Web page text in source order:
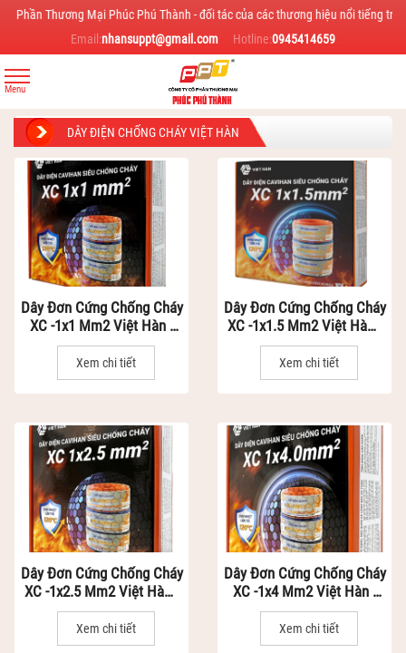
Thương Mại Phúc Phú Thành - đối tác của các thương hiệu nổi tiếng trong
Email:nhansuppt@gmail.com Hotline:0945414659
DÂY ĐIỆN CHỐNG CHÁY VIỆT HÀN
Dây Đơn Cứng Chống Cháy
XC -1x1 Mm2 Việt Hàn -
Dây Điện Siêu Chống Cháy
Vỏ Nhựa XLPO
Xem chi tiết
Dây Đơn Cứng Chống Cháy
XC -1x1.5 Mm2 Việt Hàn -
Dây Điện Siêu Chống Cháy
Vỏ Nhựa XLPO
Xem chi tiết
Dây Đơn Cứng Chống Cháy
XC -1x2.5 Mm2 Việt Hàn -
Dây Điện Siêu Chống Cháy
Vỏ Nhựa XLPO
Xem chi tiết
Dây Đơn Cứng Chống Cháy
XC -1x4 Mm2 Việt Hàn -
Dây Điện Siêu Chống Cháy
Vỏ Nhựa XLPO
Xem chi tiết